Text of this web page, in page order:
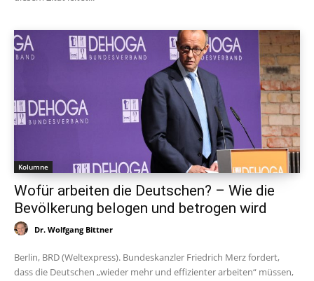
Kolumne
Wofür arbeiten die Deutschen? – Wie die
Bevölkerung belogen und betrogen wird
Dr. Wolfgang Bittner
Berlin, BRD (Weltexpress). Bundeskanzler Friedrich Merz fordert,
dass die Deutschen „wieder mehr und effizienter arbeiten“ müssen,